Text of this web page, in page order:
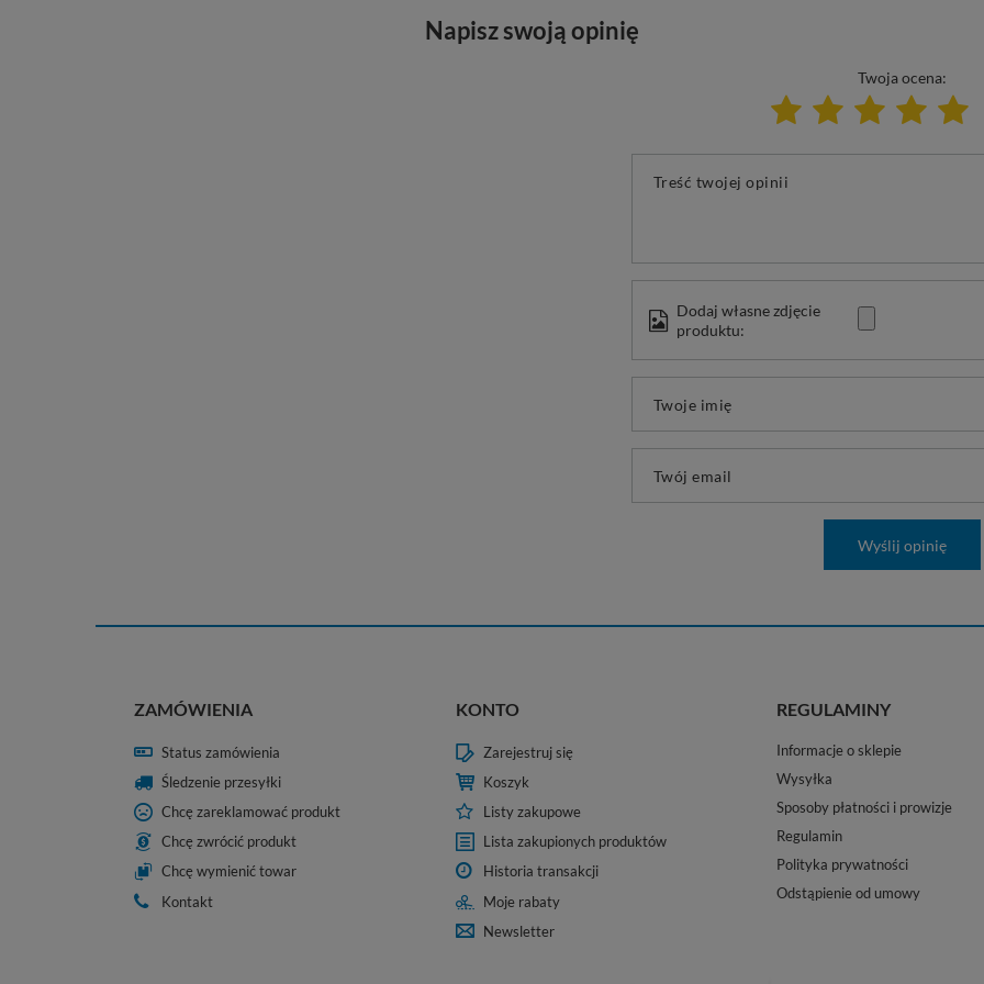
Napisz swoją opinię
Twoja ocena:
Treść twojej opinii
Dodaj własne zdjęcie
produktu:
Twoje imię
Twój email
Wyślij opinię
ZAMÓWIENIA
Status zamówienia
Śledzenie przesyłki
Chcę zareklamować produkt
Chcę zwrócić produkt
Chcę wymienić towar
Kontakt
KONTO
Zarejestruj się
Koszyk
Listy zakupowe
Lista zakupionych produktów
Historia transakcji
Moje rabaty
Newsletter
REGULAMINY
Informacje o sklepie
Wysyłka
Sposoby płatności i prowizje
Regulamin
Polityka prywatności
Odstąpienie od umowy